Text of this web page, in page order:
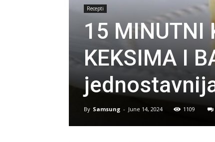
Recepti
15 MINUTNI
KEKSIMA I
By Samsung - June 14, 2024 1109